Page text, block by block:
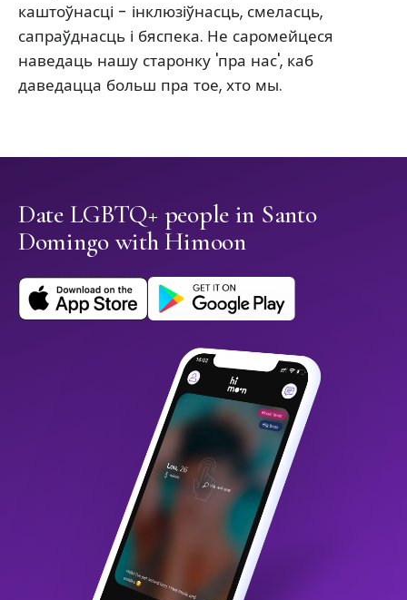
каштоўнасці - інклюзіўнасць, смеласць,
сапраўднасць і бяспека. Не саромейцеся
наведаць нашу старонку 'пра нас', каб
даведацца больш пра тое, хто мы.
Date LGBTQ+ people in Santo
Domingo with Himoon